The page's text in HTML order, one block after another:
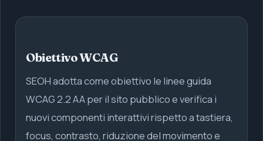
Obiettivo WCAG
SEOH adotta come obiettivo le linee guida
WCAG 2.2 AA per il sito pubblico e verifica i
nuovi componenti interattivi rispetto a tastiera,
focus, contrasto, riduzione del movimento e